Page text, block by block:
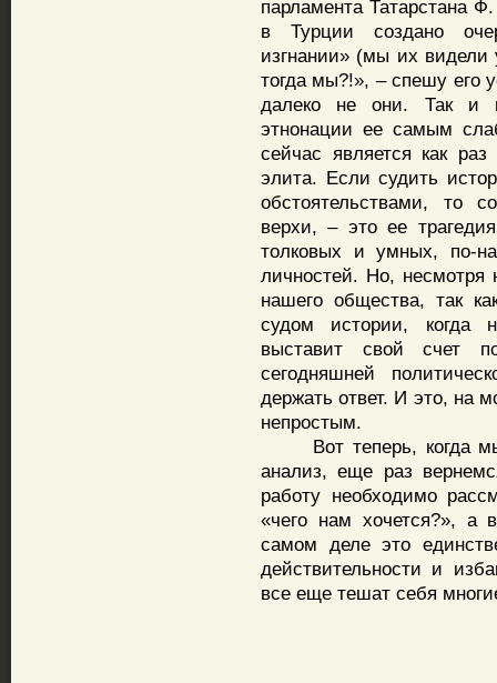
парламента Татарстана
в Турции создано
изгнании» (мы их видели
тогда мы?!», – спешу его
далеко не они. Так и
этнонации ее самым
сейчас является как раз
элита. Если судить
обстоятельствами, то
верхи, – это ее
толковых и умных, по-
личностей. Но, несмотря
нашего общества, так
судом истории, когда
выставит свой счет
сегодняшней
держать ответ. И это, на
непростым.
Вот теперь, когда мы
анализ, еще раз
работу необходимо
«чего нам хочется?», а
самом деле это
действительности и
все еще тешат себя